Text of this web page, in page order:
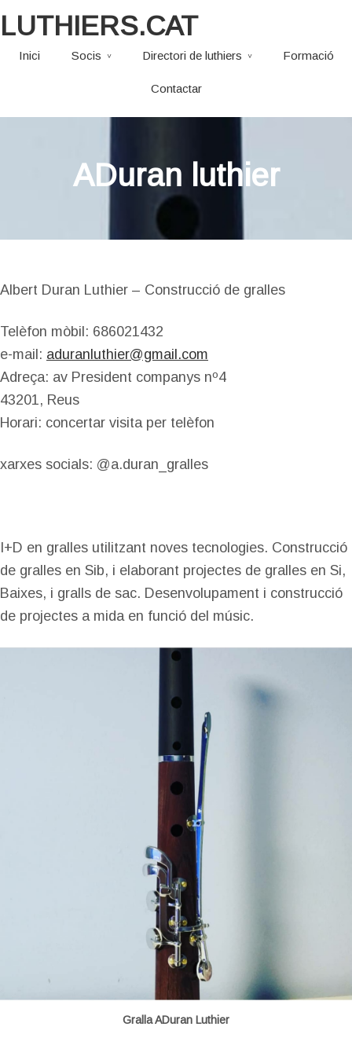
LUTHIERS.CAT
Inici Socis Directori de luthiers Formació
Contactar
ADuran luthier
Albert Duran Luthier – Construcció de gralles
Telèfon mòbil: 686021432
e-mail: aduranluthier@gmail.com
Adreça: av President companys nº4
43201, Reus
Horari: concertar visita per telèfon
xarxes socials: @a.duran_gralles
I+D en gralles utilitzant noves tecnologies. Construcció
de gralles en Sib, i elaborant projectes de gralles en Si,
Baixes, i gralls de sac. Desenvolupament i construcció
de projectes a mida en funció del músic.
Gralla ADuran Luthier